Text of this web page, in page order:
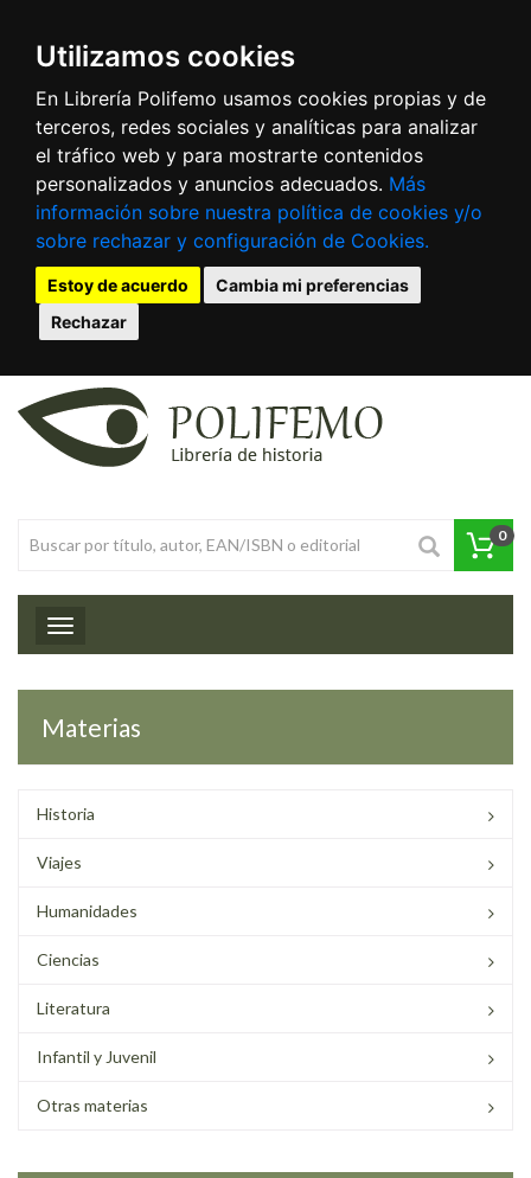
Utilizamos cookies
En Librería Polifemo usamos cookies propias y de
terceros, redes sociales y analíticas para analizar
el tráfico web y para mostrarte contenidos
personalizados y anuncios adecuados. Más
información sobre nuestra política de cookies y/o
sobre rechazar y configuración de Cookies.
Estoy de acuerdo
Cambia mi preferencias
Rechazar
0
Toggle navigation
Materias
Historia
Viajes
Humanidades
Ciencias
Literatura
Infantil y Juvenil
Otras materias